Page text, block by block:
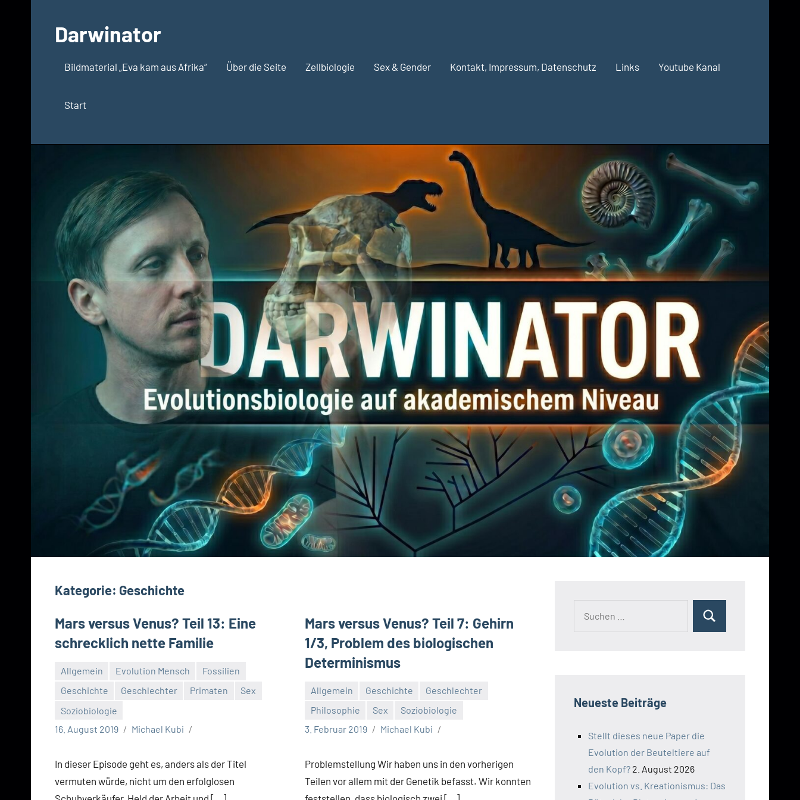
springenDarwinator
Evolutionsbiologie
Bildmaterial „Eva kam aus Afrika“ Über die Seite Zellbiologie Sex & Gender Kontakt, Impressum, Datenschutz Links Youtube Kanal
Start
Kategorie: Geschichte
Mars versus Venus? Teil 13: Eine
schrecklich nette Familie
Allgemein Evolution Mensch
Fossilien
Geschichte
Geschlechter Primaten
Sex
Soziobiologie
16. August 2019
Michael Kubi
In dieser Episode geht es, anders als der Titel
vermuten würde, nicht um den erfolglosen
Mars versus Venus? Teil 7: Gehirn
1/3, Problem des biologischen
Determinismus
Allgemein Geschichte
Geschlechter
Philosophie
Sex
Soziobiologie
3. Februar 2019
Michael Kubi
Problemstellung Wir haben uns in den vorherigen
Teilen vor allem mit der Genetik befasst. Wir konnten
Suchen
Neueste Beiträge
Stellt dieses neue Paper die
Evolution der Beuteltiere auf
den Kopf? 2. August 2026
Evolution vs. Kreationismus: Das